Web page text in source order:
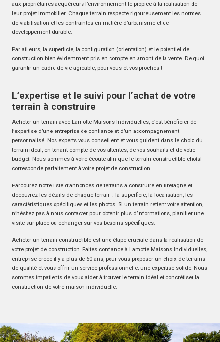
aux propriétaires acquéreurs l’environnement le propice à la réalisation de
leur projet immobilier. Chaque terrain respecte rigoureusement les normes
de viabilisation et les contraintes en matière d’urbanisme et de
développement durable.
Par ailleurs, la superficie, la configuration (orientation) et le potentiel de
construction bien évidemment pris en compte en amont de la vente. De quoi
garantir un cadre de vie agréable, pour vous et vos proches !
L’expertise et le suivi pour l’achat de votre
terrain à construire
Acheter un terrain avec Lamotte Maisons Individuelles, c’est bénéficier de
l’expertise d’une entreprise de confiance et d’un accompagnement
personnalisé. Nos experts vous conseillent et vous guident dans le choix du
terrain idéal, en tenant compte de vos attentes, de vos souhaits et de votre
budget. Nous sommes à votre écoute afin que le terrain constructible choisi
corresponde parfaitement à votre projet de construction.
Parcourez notre liste d’annonces de terrains à construire en Bretagne et
découvrez les détails de chaque terrain : la superficie, la localisation, les
caractéristiques spécifiques et les photos. Si un terrain retient votre attention,
n’hésitez pas à nous contacter pour obtenir plus d’informations, planifier une
visite sur place ou échanger sur vos besoins spécifiques.
Acheter un terrain constructible est une étape cruciale dans la réalisation de
votre projet de construction. Faites confiance à Lamotte Maisons Individuelles,
entreprise créée il y a plus de 60 ans, pour vous proposer un choix de terrains
de qualité et vous offrir un service professionnel et une expertise solide. Nous
sommes impatients de vous aider à trouver le terrain idéal et concrétiser la
construction de votre maison individuelle.